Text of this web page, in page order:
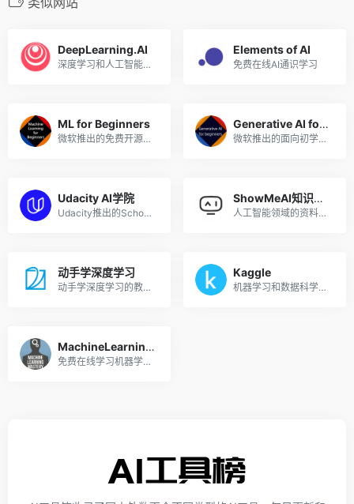
DeepLearning.AI
深度学习和人工智能学习平台
Elements of AI
免费在线AI通识学习
ML for Beginners
微软推出的免费开源的机器学习课程，GitHub标星4万+
Generative AI for Beginners
微软推出的面向初学者的免费生成式人工智能课程
Udacity AI学院
Udacity推出的School of AI，从入门到高级
ShowMeAI知识社区
人工智能领域的资料库和学习社区
动手学深度学习
动手学深度学习的教材和课程
Kaggle
机器学习和数据科学社区
MachineLearningMastery
免费在线学习机器学习，从基础到高级